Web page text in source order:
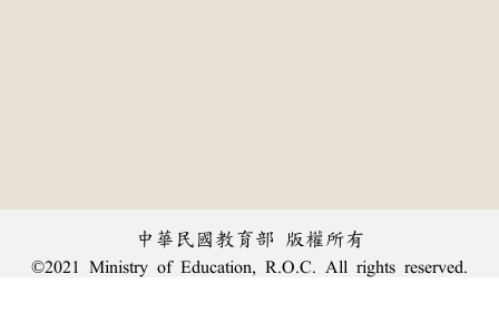
中華民國教育部 版權所有
©2021 Ministry of Education, R.O.C. All rights reserved.